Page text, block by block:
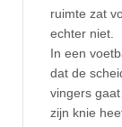
ruimte zat
echter niet.
In een
dat de
vingers
zijn knie